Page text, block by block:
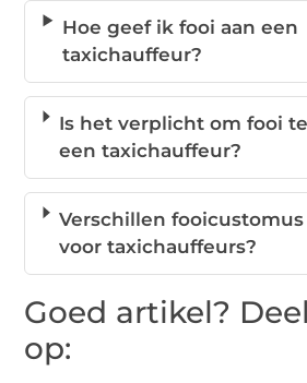
Hoe geef ik fooi aan een
taxichauffeur?
Is het verplicht om fooi
een taxichauffeur?
Verschillen
voor taxichauffeurs?
Goed artikel?
op: